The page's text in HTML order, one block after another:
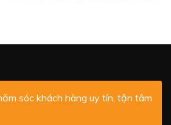
sóc khách hàng uy tín, tận tâm